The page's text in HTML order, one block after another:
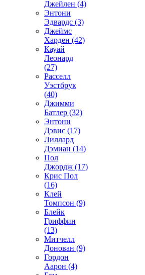
Джейлен (4)
Энтони
Эдвардс (3)
Джеймс
Харден (42)
Кауай
Леонард
(27)
Расселл
Уэстбрук
(40)
Джимми
Батлер (32)
Энтони
Дэвис (17)
Лиллард
Дэмиан (14)
Пол
Джордж (17)
Крис Пол
(16)
Клей
Томпсон (9)
Блейк
Гриффин
(13)
Митчелл
Донован (9)
Гордон
Аарон (4)